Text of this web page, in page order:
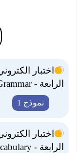
اختبار
الرابعة - Grammar
نموذج 1
اختبار
الرابعة - Vocabulary